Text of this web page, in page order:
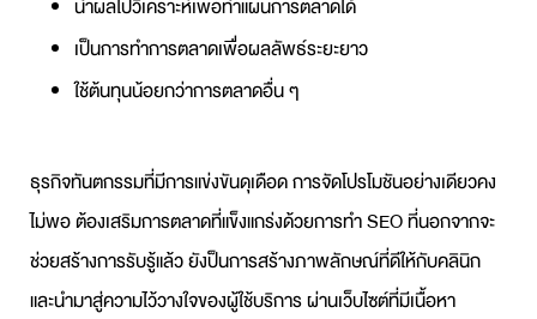
นำผลไปวิเคราะห์เพื่อทำแผนการตลาดได้
เป็นการทำการตลาดเพื่อผลลัพธ์ระยะยาว
ใช้ต้นทุนน้อยกว่าการตลาดอื่น ๆ
ธุรกิจทันตกรรมที่มีการแข่งขันดุเดือด การจัดโปรโมชันอย่างเดียวคง
ไม่พอ ต้องเสริมการตลาดที่แข็งแกร่งด้วยการทำ SEO ที่นอกจากจะ
ช่วยสร้างการรับรู้แล้ว ยังป็นการสร้างภาพลักษณ์ที่ดีให้กับคลินิก
และนำมาสู่ความไว้วางใจของผู้ใช้บริการ ผ่านเว็บไซต์ที่มีเนื้อหา